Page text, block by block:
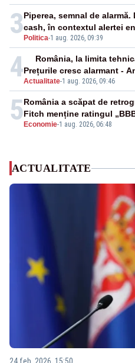
3 Politica-1 aug. 2026, 09:39
Piperea, semnal de
cash, în contextul alertei
4Actualitate-1 aug. 2026, 09:46
România, la limita
Prețurile cresc alarmant -
5 Economie-1 aug. 2026, 06:48
România a scăpat de
Fitch menține ratingul
ACTUALITATE
24 feb. 2026, 15:50